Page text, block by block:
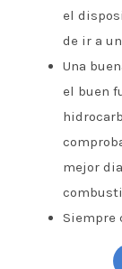
el
de ir a
Una
el buen
mejor
Siempre